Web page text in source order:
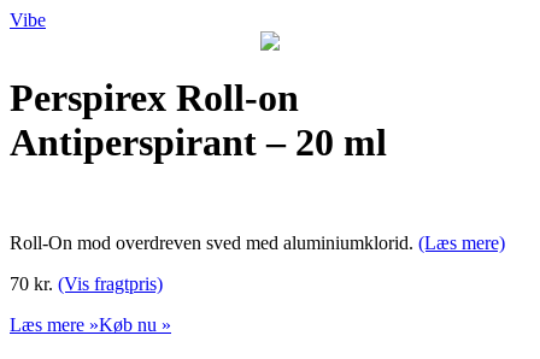
Vibe
Perspirex Roll-on
Antiperspirant – 20 ml
Roll-On mod overdreven sved med aluminiumklorid. (Læs mere)
70 kr. (Vis fragtpris)
Læs mere »Køb nu »